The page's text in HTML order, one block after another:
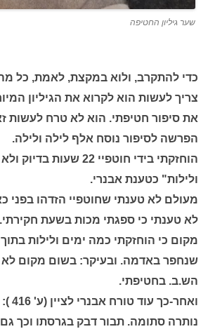
שער גיליון החטיפה
כדי להתקרב, ולוא במקצת, לאמת, כל
צריך לעשות הוא לקרוא את הגיליון
את סיפור חטיפתי. הוא לא טרח לעשות
הפרשה לסיפור נוסח אלף לילה ולילה.
הוחזקתי בידי חוטפיי 22
ולילות" כטענת אבנרי.
מעולם לא טענתי שחוטפיי הזדהו בפני
לא טענתי כי ספגתי מכות בשעת
מקום כי הוחזקתי כמה ימים ולילות
שנחפר באדמה. ובעיקר: בשום מקום
הש.ב. בחטיפתי.
נותרה סתומה. תבור דבק בגרסתו וכך